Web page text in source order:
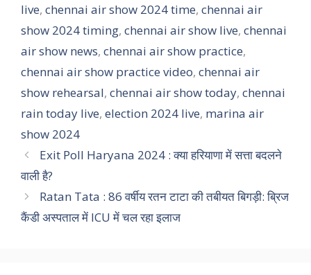
live, chennai air show 2024 time, chennai air
show 2024 timing, chennai air show live, chennai
air show news, chennai air show practice,
chennai air show practice video, chennai air
show rehearsal, chennai air show today, chennai
rain today live, election 2024 live, marina air
show 2024
Exit Poll Haryana 2024 : क्या हरियाणा में सत्ता बदलने
वाली है?
Ratan Tata : 86 वर्षीय रतन टाटा की तबीयत बिगड़ी: ब्रिज
कैंडी अस्पताल में ICU में चल रहा इलाज